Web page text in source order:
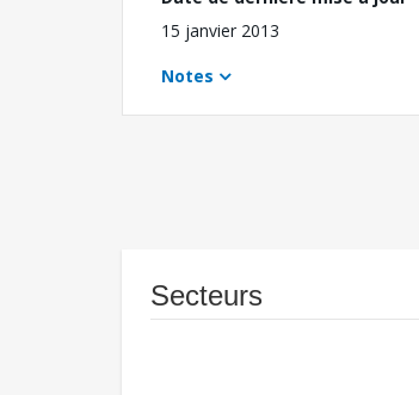
15 janvier 2013
Notes
Secteurs